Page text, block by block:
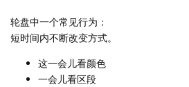
轮盘中一个常见行为：
短时间内不断改变方式。
这一会儿看颜色
一会儿看区段